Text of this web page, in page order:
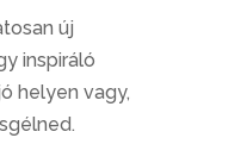
új
inspiráló
helyen vagy,